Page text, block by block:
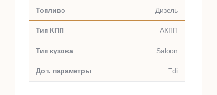
Дизель
АКПП
Saloon
Tdi